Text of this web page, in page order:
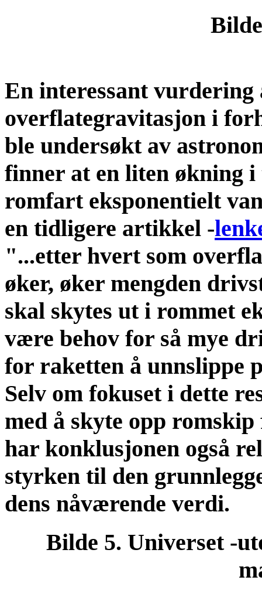
En interessant vurdering
overflategravitasjon i
ble undersøkt av
finner at en liten økning
romfart eksponentielt
en tidligere artikkel -
"...etter hvert som
øker, øker mengden
skal skytes ut i rommet
være behov for så mye
for raketten å unnslippe
Selv om fokuset i dette
med å skyte opp
har konklusjonen også
styrken til den
dens nåværende verdi.
Bilde 5. Universet -